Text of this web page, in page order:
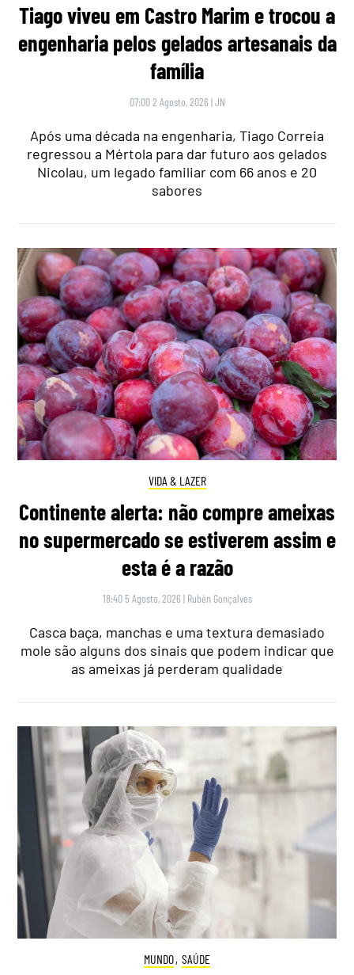
Tiago viveu em Castro Marim e trocou a
engenharia pelos gelados artesanais da
família
07:00 2 Agosto, 2026 |JN
Após uma década na engenharia, Tiago Correia
regressou a Mértola para dar futuro aos gelados
Nicolau, um legado familiar com 66 anos e 20
sabores
VIDA & LAZER
Continente alerta: não compre ameixas
no supermercado se estiverem assim e
esta é a razão
18:40 5 Agosto, 2026 | Rubén Gonçalves
Casca baça, manchas e uma textura demasiado
mole são alguns dos sinais que podem indicar que
as ameixas já perderam qualidade
MUNDO, SAÚDE